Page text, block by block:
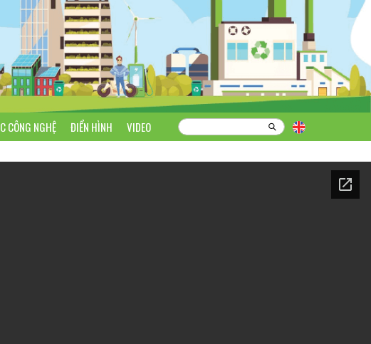
CÔNG NGHỆ ĐIỂN HÌNH VIDEO